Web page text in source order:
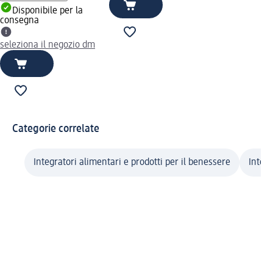
Disponibile per la
consegna
seleziona il negozio dm
Categorie correlate
Integratori alimentari e prodotti per il benessere